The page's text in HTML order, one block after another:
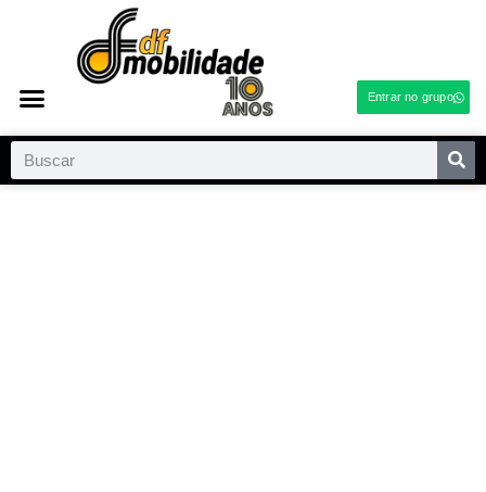
Entrar no grupo